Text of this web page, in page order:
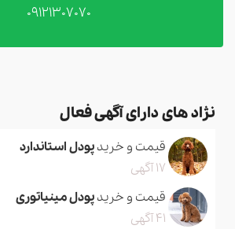
09121307070
نژاد های دارای آگهی فعال
قیمت و خریدپودل استاندارد
17 آگهی
قیمت و خریدپودل مینیاتوری
41 آگهی